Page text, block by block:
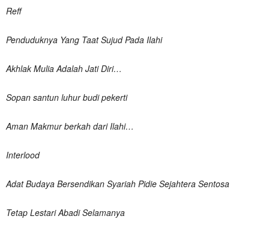
Reff
Penduduknya Yang Taat Sujud Pada Ilahi
Akhlak Mulia Adalah Jati Diri…
Sopan santun luhur budi pekerti
Aman Makmur berkah dari Ilahi…
Interlood
Adat Budaya Bersendikan Syariah Pidie Sejahtera Sentosa
Tetap Lestari Abadi Selamanya